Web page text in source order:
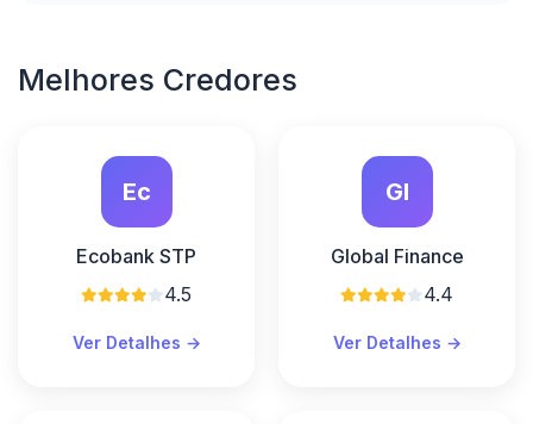
Melhores Credores
Ec
Ecobank STP
4.5
Ver Detalhes →
Gl
Global Finance
4.4
Ver Detalhes →